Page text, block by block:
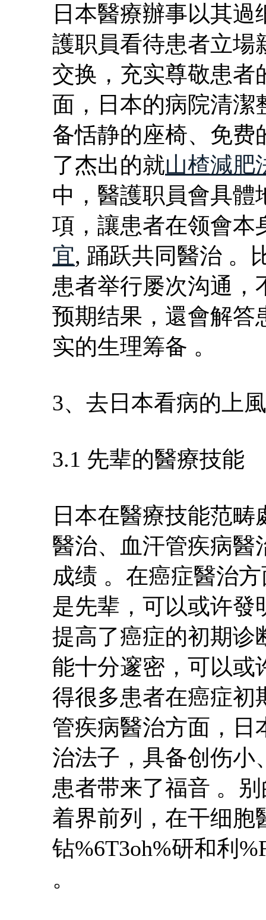
日本醫療辦事以其
護职員看待患者立場
交换，充实尊敬患者
面，日本的病院清潔
备恬静的座椅、免费
了杰出的就山楂減肥
中，醫護职員會具體
項，讓患者在领會本
宜, 踊跃共同醫治 。
患者举行屡次沟通，
预期结果，還會解答
实的生理筹备 。
3、去日本看病的上風
3.1 先辈的醫療技能
日本在醫療技能范
醫治、血汗管疾病醫
成绩 。在癌症醫治
是先辈，可以或许發
提高了癌症的初期诊
能十分邃密，可以或
得很多患者在癌症初
管疾病醫治方面，日
治法子，具备创伤小
患者带来了福音 。
着界前列，在干细胞
钻%6T3oh%研和利
。